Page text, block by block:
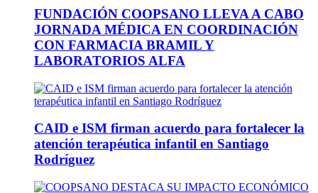
FUNDACIÓN COOPSANO LLEVA A CABO
JORNADA MÉDICA EN COORDINACIÓN
CON FARMACIA BRAMIL Y
LABORATORIOS ALFA
CAID e ISM firman acuerdo para fortalecer la
atención terapéutica infantil en Santiago
Rodríguez